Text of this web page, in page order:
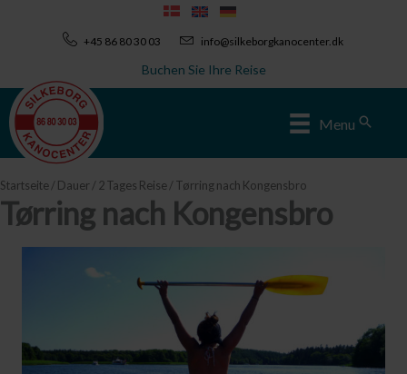
+45 86 80 30 03 info@silkeborgkanocenter.dk
Buchen Sie Ihre Reise
Menu
Startseite/ Dauer / 2 Tages Reise/ Tørring nach Kongensbro
Tørring nach Kongensbro